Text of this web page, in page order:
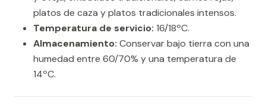
platos de caza y platos tradicionales intensos.
Temperatura de servicio: 16/18ºC.
Almacenamiento: Conservar bajo tierra con una
humedad entre 60/70% y una temperatura de
14ºC.